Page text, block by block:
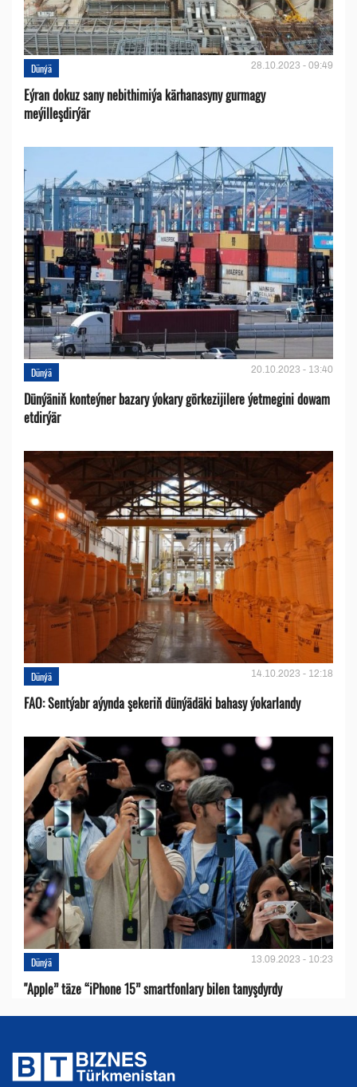
Dünýä 28.10.2023 - 09:49
Eýran dokuz sany nebithimiýa kärhanasyny gurmagy
meýilleşdirýär
Dünýä 20.10.2023 - 13:40
Dünýäniň konteýner bazary ýokary görkezijilere ýetmegini dowam
etdirýär
Dünýä 14.10.2023 - 12:18
FAO: Sentýabr aýynda şekeriň dünýädäki bahasy ýokarlandy
Dünýä 13.09.2023 - 10:23
"Apple” täze “iPhone 15” smartfonlary bilen tanyşdyrdy